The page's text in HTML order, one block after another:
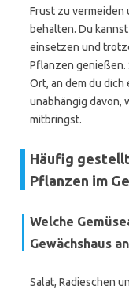
Frust zu vermeiden
behalten. Du
einsetzen und
Pflanzen genießen.
Ort, an dem du
unabhängig davon,
mitbringst.
Häufig
Pflanzen im
Welche
Gewächshaus
Salat, Radieschen